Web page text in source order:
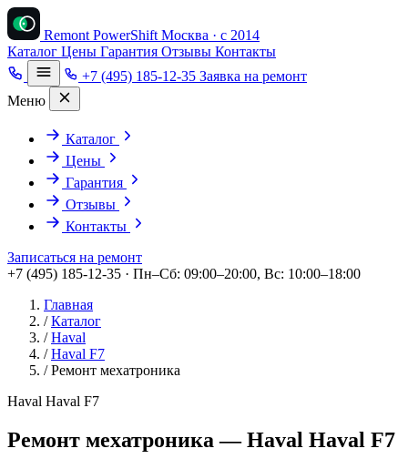
Remont PowerShift Москва · с 2014
Каталог Цены Гарантия Отзывы Контакты
+7 (495) 185-12-35 Заявка на ремонт
Меню
Каталог
Цены
Гарантия
Отзывы
Контакты
Записаться на ремонт
+7 (495) 185-12-35 · Пн–Сб: 09:00–20:00, Вс: 10:00–18:00
Главная
/ Каталог
/ Haval
/ Haval F7
/ Ремонт мехатроника
Haval Haval F7
Ремонт мехатроника — Haval Haval F7